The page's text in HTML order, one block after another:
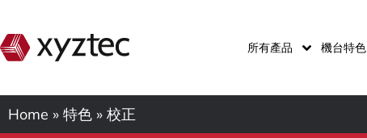
所有產品 機台特色
Home » 特色 » 校正